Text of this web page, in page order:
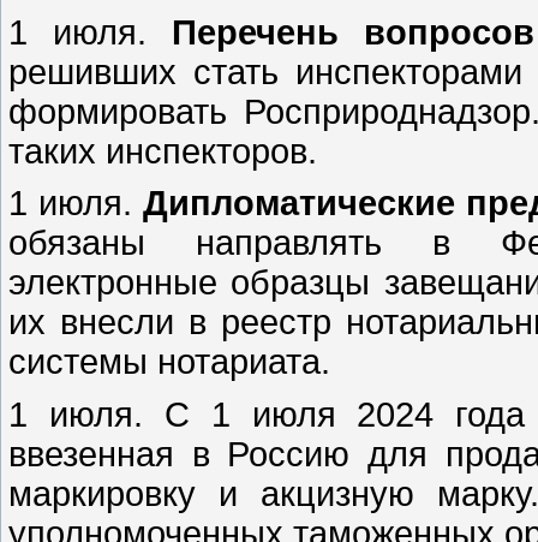
1 июля. Перечень
решивших стать
формировать
таких инспекторов.
1 июля. Дипломатические
обязаны направлять в
электронные образцы
их внесли в реестр
системы нотариата.
1 июля. С 1 июля 2024
ввезенная в Россию для
маркировку и акцизную
уполномоченных таможенных